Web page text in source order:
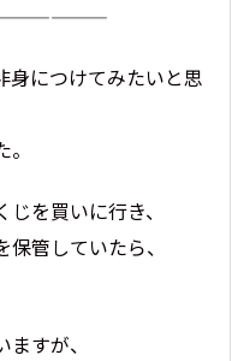
身につけてみたいと思
を買いに行き、
管していたら、
すが、